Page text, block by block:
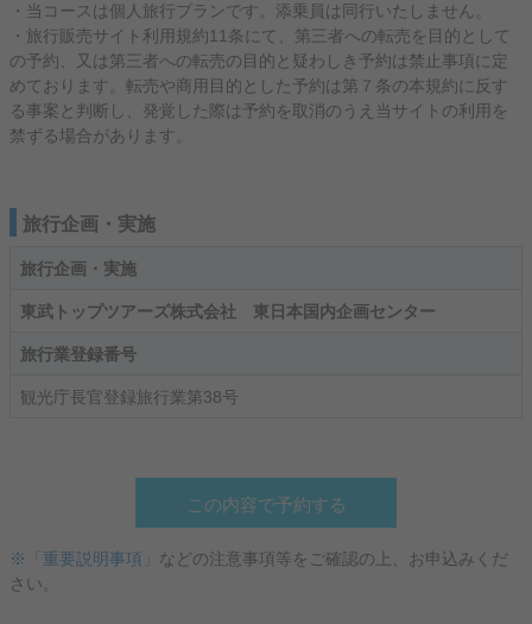
・当コースは個人旅行プランです。添乗員は同行いたしません。
・旅行販売サイト利用規約11条にて、第三者への転売を目的として
の予約、又は第三者への転売の目的と疑わしき予約は禁止事項に定
めております。転売や商用目的とした予約は第７条の本規約に反す
る事案と判断し、発覚した際は予約を取消のうえ当サイトの利用を
禁ずる場合があります。
旅行企画・実施
旅行企画・実施
東武トップツアーズ株式会社 東日本国内企画センター
旅行業登録番号
観光庁長官登録旅行業第38号
この内容で予約する
※「重要説明事項」 などの注意事項等をご確認の上、お申込みくだ
さい。